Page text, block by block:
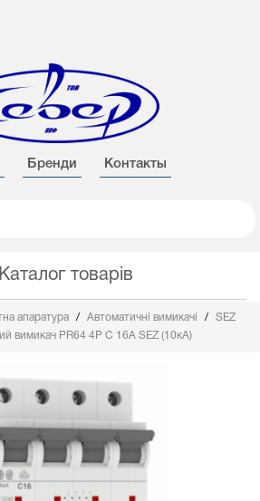
Бренди Контакты
Каталог товарів
апаратура Автоматичні вимикачі
SEZ
вимикач PR64 4Р C 16А SEZ (10кА)